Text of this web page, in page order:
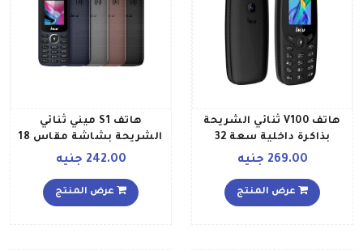
هاتف V100 ثنائي الشريحة
بذاكرة داخلية سعة 32
269.00 جنيه
عرض المنتج
هاتف S1 ميني ثنائي
الشريحة بشاشة مقاس 18
ويدعم تقنية 2G GSM، لون
242.00 جنيه
عرض المنتج